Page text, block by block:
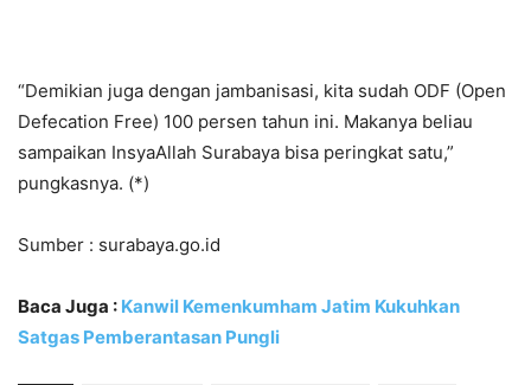
“Demikian juga dengan jambanisasi, kita sudah ODF (Open
Defecation Free) 100 persen tahun ini. Makanya beliau
sampaikan InsyaAllah Surabaya bisa peringkat satu,”
pungkasnya. (*)
Sumber : surabaya.go.id
Baca Juga : Kanwil Kemenkumham Jatim Kukuhkan
Satgas Pemberantasan Pungli